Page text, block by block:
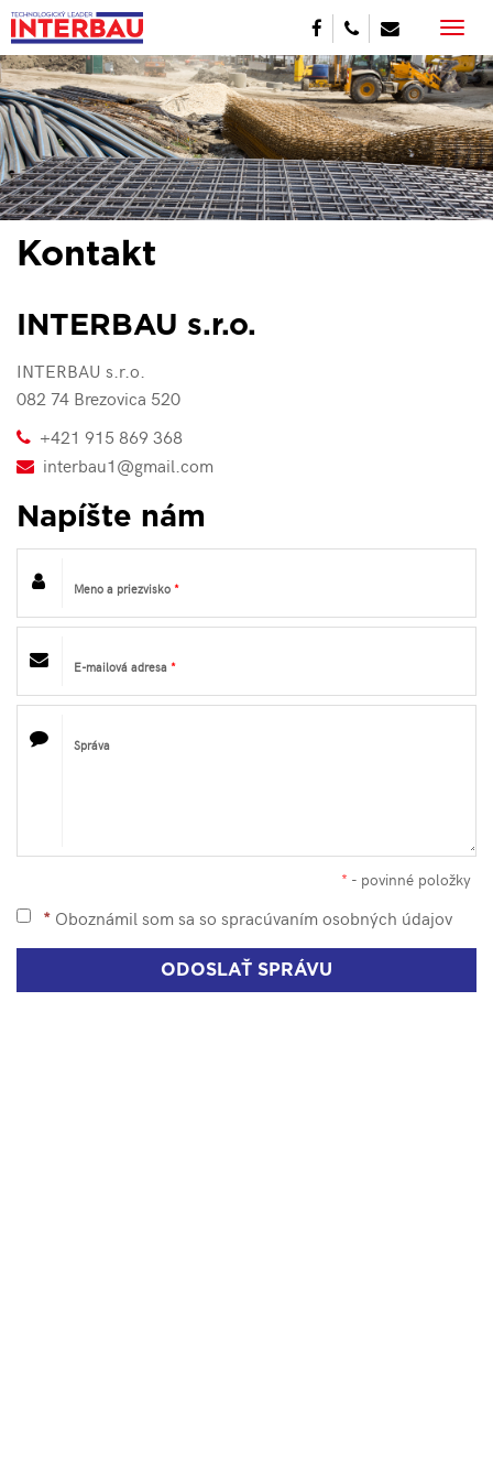
Kontakt
INTERBAU s.r.o.
INTERBAU s.r.o.
082 74 Brezovica 520
+421 915 869 368
interbau1@gmail.com
Napíšte nám
Meno a priezvisko *
E-mailová adresa *
Správa
* - povinné položky
* Oboznámil som sa so spracúvaním osobných údajov
ODOSLAŤ SPRÁVU